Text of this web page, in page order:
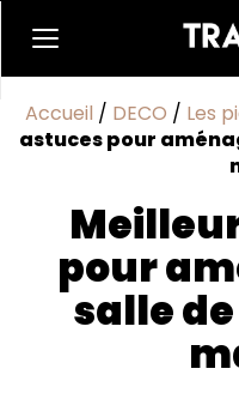
Accueil / DECO / Les
astuces pour
pour
salle